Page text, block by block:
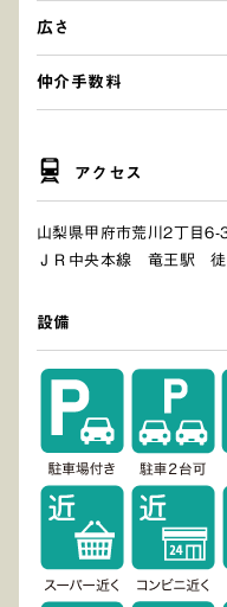
広さ
仲介手数料
アクセス
山梨県甲府市荒川2丁目6-
ＪＲ中央本線 竜王駅 徒
設備